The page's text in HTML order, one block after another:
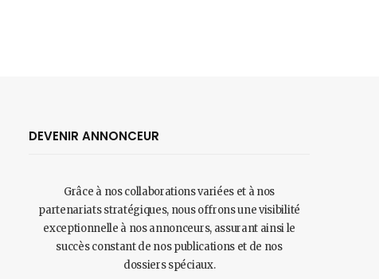
DEVENIR ANNONCEUR
Grâce à nos collaborations variées et à nos
partenariats stratégiques, nous offrons une visibilité
exceptionnelle à nos annonceurs, assurant ainsi le
succès constant de nos publications et de nos
dossiers spéciaux.